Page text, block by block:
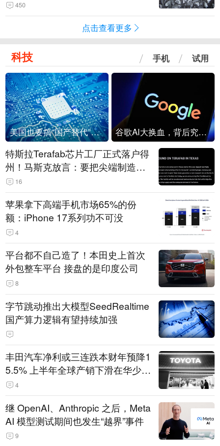
450
点击查看更多
科技 手机 试用
美国也要搞“国产替代”？先算清三笔账 谷歌AI大换血，背后究竟发生了什么？
特斯拉Terafab芯片工厂正式落户得
州！马斯克放言：要把尖端制造带
回美国
16
苹果拿下高端手机市场65%的份
额：iPhone 17系列功不可没
4
平台都不自己造了！本田史上首次
外包整车平台 接盘的是印度公司
8
字节跳动推出大模型SeedRealtime
国产算力逻辑有望持续加强
丰田汽车净利或三连跌本财年预降1
5.5% 上半年全球产销下滑在华少卖
14.3万辆
4
继 OpenAI、Anthropic 之后，Meta
AI 模型测试期间也发生“越界”事件
9